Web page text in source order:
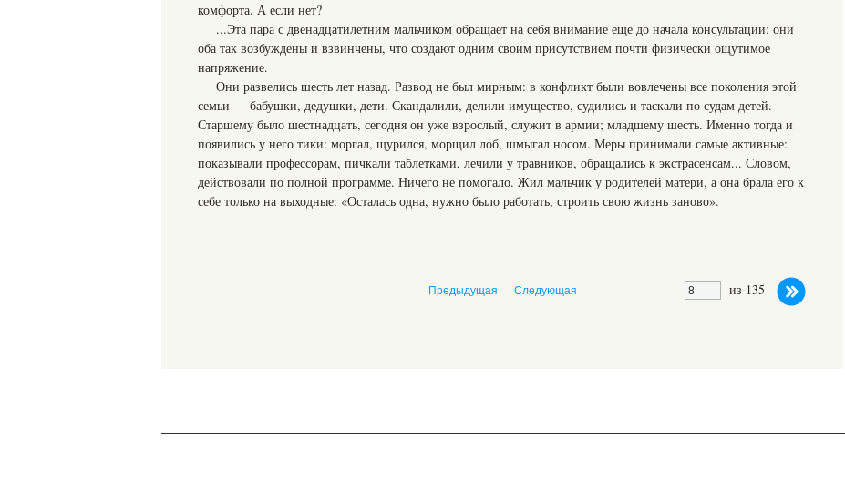
комфорта. А если нет?
...Эта пара с двенадцатилетним мальчиком обращает на себя внимание еще до начала консультации: они
оба так возбуждены и взвинчены, что создают одним своим присутствием почти физически ощутимое
напряжение.
Они развелись шесть лет назад. Развод не был мирным: в конфликт были вовлечены все поколения этой
семьи — бабушки, дедушки, дети. Скандалили, делили имущество, судились и таскали по судам детей.
Старшему было шестнадцать, сегодня он уже взрослый, служит в армии; младшему шесть. Именно тогда и
появились у него тики: моргал, щурился, морщил лоб, шмыгал носом. Меры принимали самые активные:
показывали профессорам, пичкали таблетками, лечили у травников, обращались к экстрасенсам... Словом,
действовали по полной программе. Ничего не помогало. Жил мальчик у родителей матери, а она брала его к
себе только на выходные: «Осталась одна, нужно было работать, строить свою жизнь заново».
из 135
Предыдущая Следующая